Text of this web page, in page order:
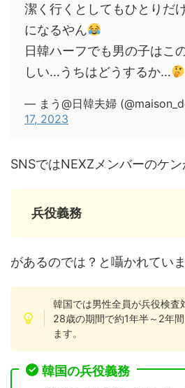
潔く行くとしてもひとりだ
になるやん
日韓ハーフでも男の子はこ
しい…うちはどうするか…
— まう@日韓夫婦
17, 2023
SNSではNEXZメンバーのケン
兵役義務
があるのでは？と囁かれていま
韓国では男性全員が兵役検査
28歳の期間で約1年半～2年
ます。
韓国の兵役義務